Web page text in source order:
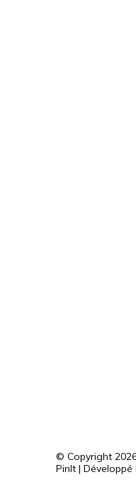
© Copyright
PinIt | Développé